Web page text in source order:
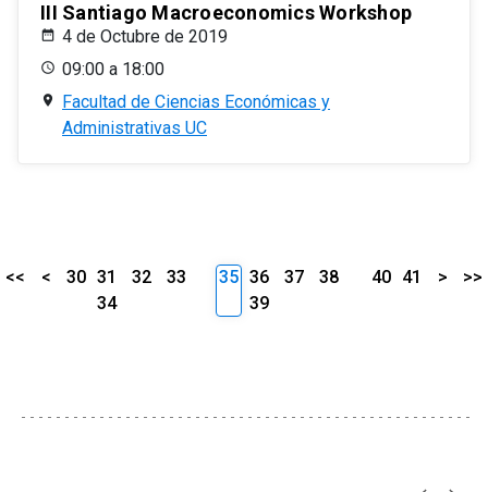
III Santiago Macroeconomics Workshop
4 de Octubre de 2019
09:00 a 18:00
Facultad de Ciencias Económicas y
Administrativas UC
<< < 30 31 32
33
34
35 36 37
38
39
40 41 > >>